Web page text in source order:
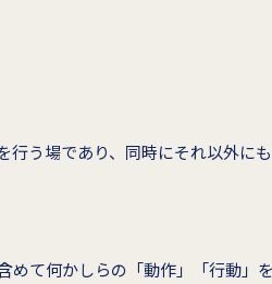
行う場であり、同時にそれ以外に
めて何かしらの「動作」「行動」